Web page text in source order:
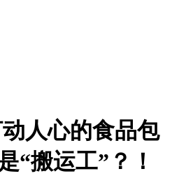
人心的食品包
“搬运工”？！